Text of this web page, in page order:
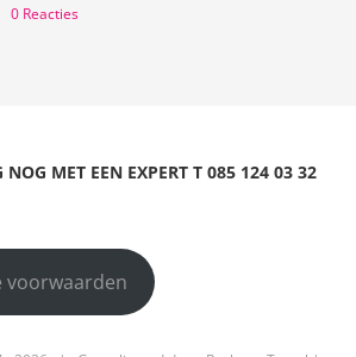
0 Reacties
MET EEN EXPERT T 085 124 03 32
voorwaarden